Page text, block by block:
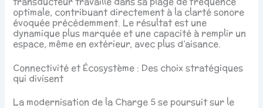
optimale, contribuant directement à la clarté sonore
évoquée précédemment. Le résultat est une
dynamique plus marquée et une capacité à remplir un
espace, même en extérieur, avec plus d’aisance.
Connectivité et Écosystème : Des choix stratégiques
qui divisent
La modernisation de la Charge 5 se poursuit sur le